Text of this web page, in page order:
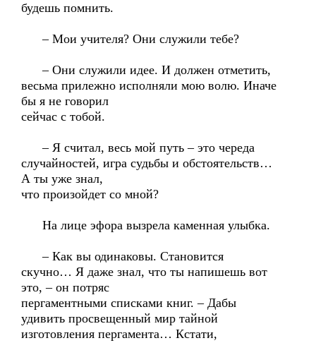
будешь помнить.
– Мои учителя? Они служили тебе?
– Они служили идее. И должен отметить,
весьма прилежно исполняли мою волю. Иначе
бы я не говорил
сейчас с тобой.
– Я считал, весь мой путь – это череда
случайностей, игра судьбы и обстоятельств…
А ты уже знал,
что произойдет со мной?
На лице эфора вызрела каменная улыбка.
– Как вы одинаковы. Становится
скучно… Я даже знал, что ты напишешь вот
это, – он потряс
пергаментными списками книг. – Дабы
удивить просвещенный мир тайной
изготовления пергамента… Кстати,